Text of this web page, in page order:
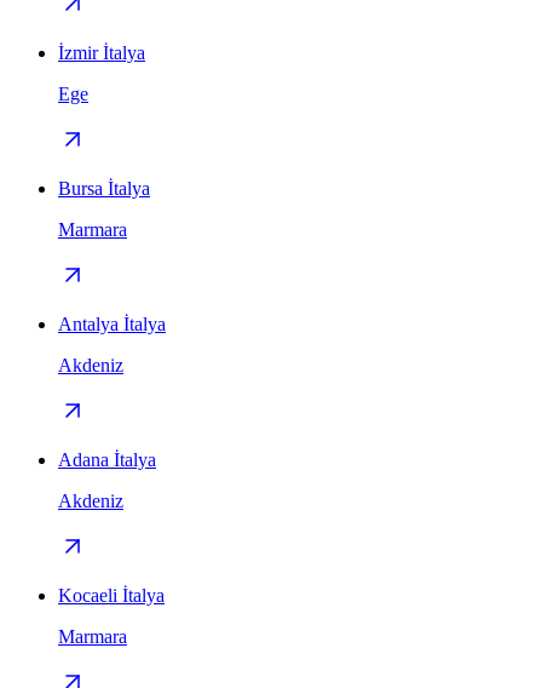
İzmir İtalya
Ege
Bursa İtalya
Marmara
Antalya İtalya
Akdeniz
Adana İtalya
Akdeniz
Kocaeli İtalya
Marmara